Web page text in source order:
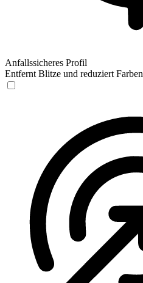
Anfallssicheres Profil
Entfernt Blitze und reduziert Farben